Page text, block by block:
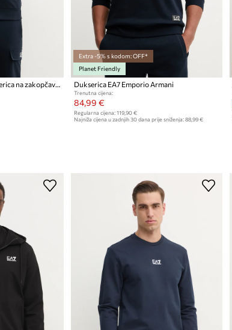
EA7 Emporio Armani dukserica na zakopčavanje za muškarce s pamukom
Extra -5% s kodom: OFF*
Planet Friendly
Dukserica EA7 Emporio Armani
Trenutna cijena:
84,99 €
Regularna cijena: 119,90 €
Najniža cijena u zadnjih 30 dana prije sniženja: 88,99 €